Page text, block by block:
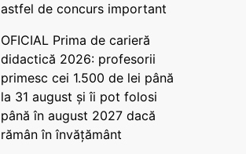
astfel de concurs important
OFICIAL Prima de carieră
didactică 2026: profesorii
primesc cei 1.500 de lei până
la 31 august și îi pot folosi
până în august 2027 dacă
rămân în învățământ